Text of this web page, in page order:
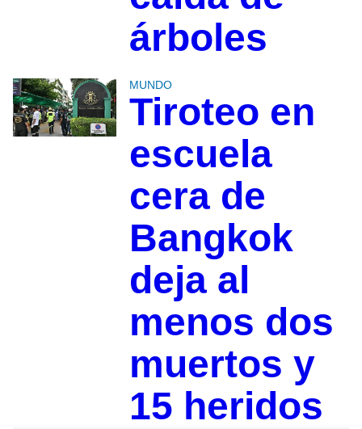
árboles
MUNDO
Tiroteo en
escuela
cera de
Bangkok
deja al
menos dos
muertos y
15 heridos